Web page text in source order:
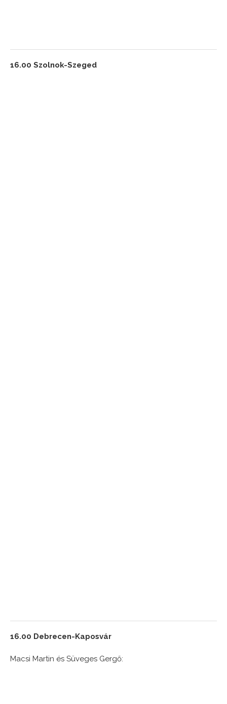
16.00 Szolnok-Szeged
16.00 Debrecen-Kaposvár
Macsi Martin és Süveges Gergő: